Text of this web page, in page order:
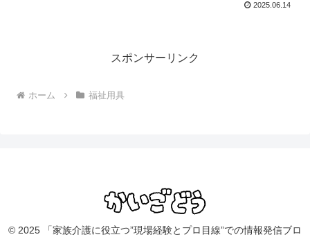
2025.06.14
スポンサーリンク
ホーム 福祉用具
© 2025 「家族介護に役立つ”現場経験とプロ目線”での情報発信ブロ